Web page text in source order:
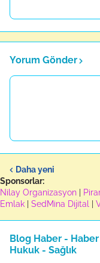
Yorum Gönder
Daha yeni
Sponsorlar:
Nilay Organizasyon
Emlak
SedMina Dijital
Blog Haber -
Hukuk - Sağlık